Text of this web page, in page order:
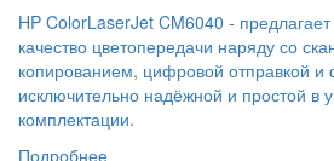
HP ColorLaserJet CM6040 -
качество цветопередачи наряду со
копированием, цифровой отправкой и
исключительно надёжной и простой в
комплектации.
Подробнее